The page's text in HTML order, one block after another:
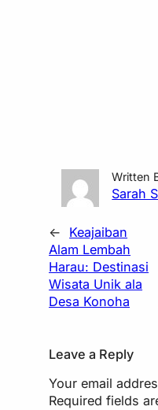
Written
Sarah
←
Keajaiban
Alam Lembah
Harau: Destinasi
Wisata Unik ala
Desa Konoha
Leave a Reply
Your email
Required fields